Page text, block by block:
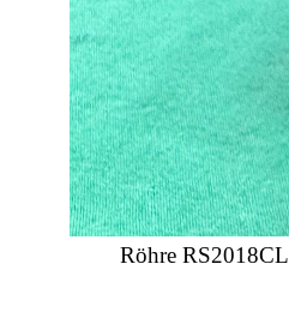
Röhre